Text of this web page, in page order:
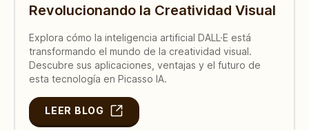
Revolucionando la Creatividad Visual
Explora cómo la inteligencia artificial DALL·E está
transformando el mundo de la creatividad visual.
Descubre sus aplicaciones, ventajas y el futuro de
esta tecnología en Picasso IA.
LEER BLOG